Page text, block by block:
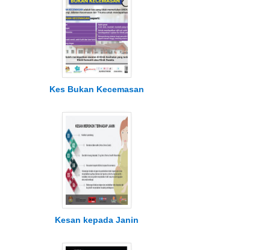
Kes Bukan Kecemasan
Kesan kepada Janin